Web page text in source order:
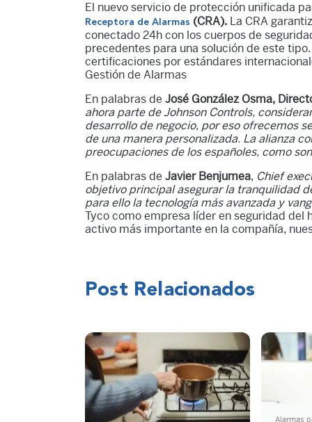
El nuevo servicio de protección unificada
Receptora de Alarmas (CRA). La CRA
conectado 24h con los cuerpos de
precedentes para una solución de este
certificaciones por estándares
Gestión de Alarmas
En palabras de José González Osma,
ahora parte de Johnson Controls,
desarrollo de negocio, por eso ofrecemos
de una manera personalizada. La alianza
preocupaciones de los españoles, como
En palabras de Javier Benjumea, Chief
objetivo principal asegurar la tranquilidad
para ello la tecnología más avanzada y
Tyco como empresa líder en seguridad del
activo más importante en la compañía,
Post Relacionados
Alarmas